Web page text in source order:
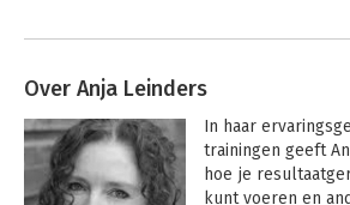
Over Anja Leinders
In haar
trainingen geeft
hoe je
kunt voeren en